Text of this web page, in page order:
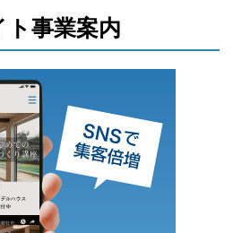
事業案内